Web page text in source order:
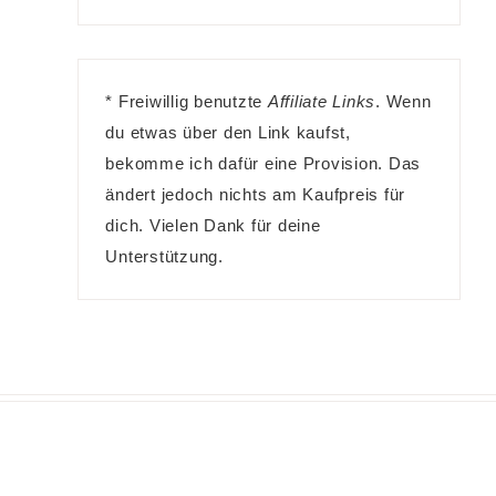
* Freiwillig benutzte Affiliate Links. Wenn
du etwas über den Link kaufst,
bekomme ich dafür eine Provision. Das
ändert jedoch nichts am Kaufpreis für
dich. Vielen Dank für deine
Unterstützung.